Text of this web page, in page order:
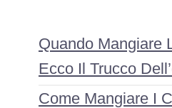
Quando Mangiare
Ecco Il Trucco
Come Mangiare I